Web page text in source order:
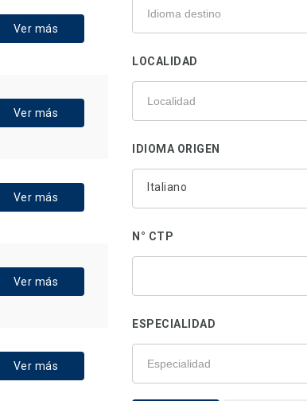
Ver más
Ver más
Ver más
Ver más
Ver más
LOCALIDAD
IDIOMA ORIGEN
Italiano
N° CTP
ESPECIALIDAD